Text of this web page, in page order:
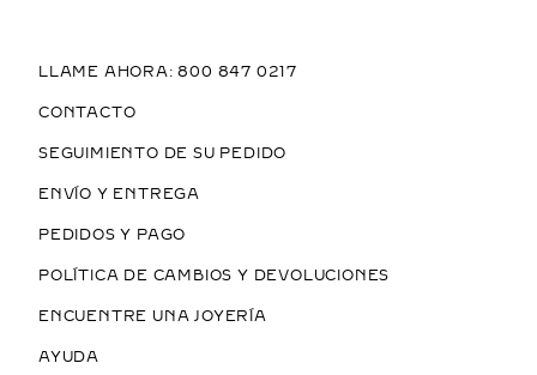
LLAME AHORA: 800 847 0217
CONTACTO
SEGUIMIENTO DE SU PEDIDO
ENVÍO Y ENTREGA
PEDIDOS Y PAGO
POLÍTICA DE CAMBIOS Y DEVOLUCIONES
ENCUENTRE UNA JOYERÍA
AYUDA